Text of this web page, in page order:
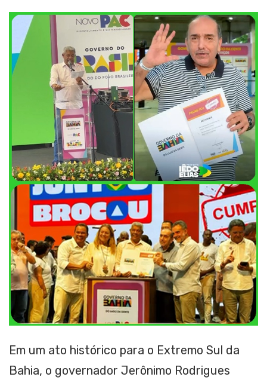
Em um ato histórico para o Extremo Sul da
Bahia, o governador Jerônimo Rodrigues